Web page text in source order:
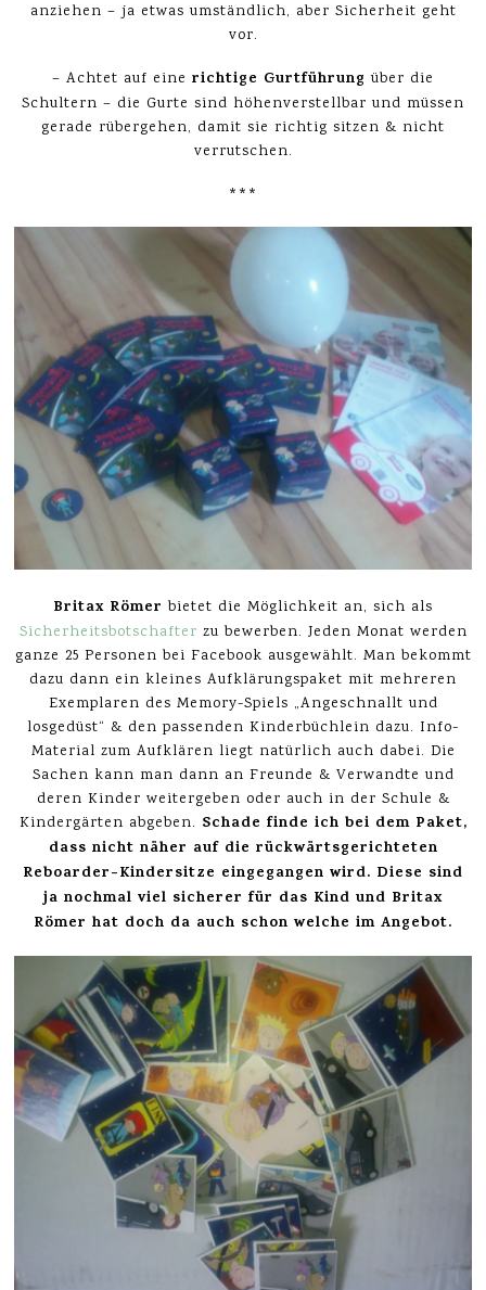
anziehen – ja etwas umständlich, aber Sicherheit geht
vor.
– Achtet auf eine richtige Gurtführung über die
Schultern – die Gurte sind höhenverstellbar und müssen
gerade rübergehen, damit sie richtig sitzen & nicht
verrutschen.
***
Britax Römer bietet die Möglichkeit an, sich als
Sicherheitsbotschafter zu bewerben. Jeden Monat werden
ganze 25 Personen bei Facebook ausgewählt. Man bekommt
dazu dann ein kleines Aufklärungspaket mit mehreren
Exemplaren des Memory-Spiels „Angeschnallt und
losgedüst“ & den passenden Kinderbüchlein dazu. Info-
Material zum Aufklären liegt natürlich auch dabei. Die
Sachen kann man dann an Freunde & Verwandte und
deren Kinder weitergeben oder auch in der Schule &
Kindergärten abgeben. Schade finde ich bei dem Paket,
dass nicht näher auf die rückwärtsgerichteten
Reboarder-Kindersitze eingegangen wird. Diese sind
ja nochmal viel sicherer für das Kind und Britax
Römer hat doch da auch schon welche im Angebot.